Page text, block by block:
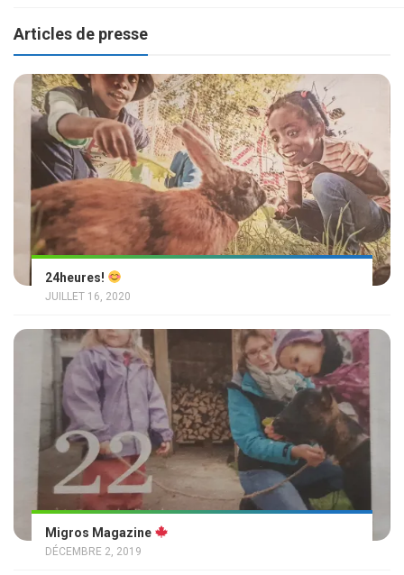
Articles de presse
24heures!
JUILLET 16, 2020
Migros Magazine
DÉCEMBRE 2, 2019